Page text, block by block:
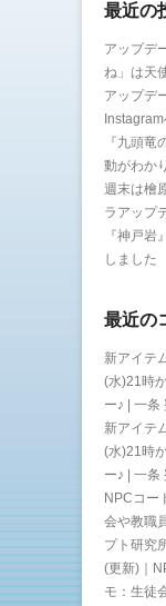
最近の
アップデ
ね」は天
アップデ
『九頭
動がわか
週末は檜
ラアップ
『神戸
しました
最近の
新アイテ
(水)21時
ー♪ | 一条
新アイテ
(水)21時
ー♪ | 一条
NPCコー
会や教職
プト研究
(更新)｜
モ：生徒